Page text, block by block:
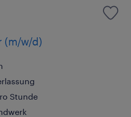
(m/w/d)
Stunde